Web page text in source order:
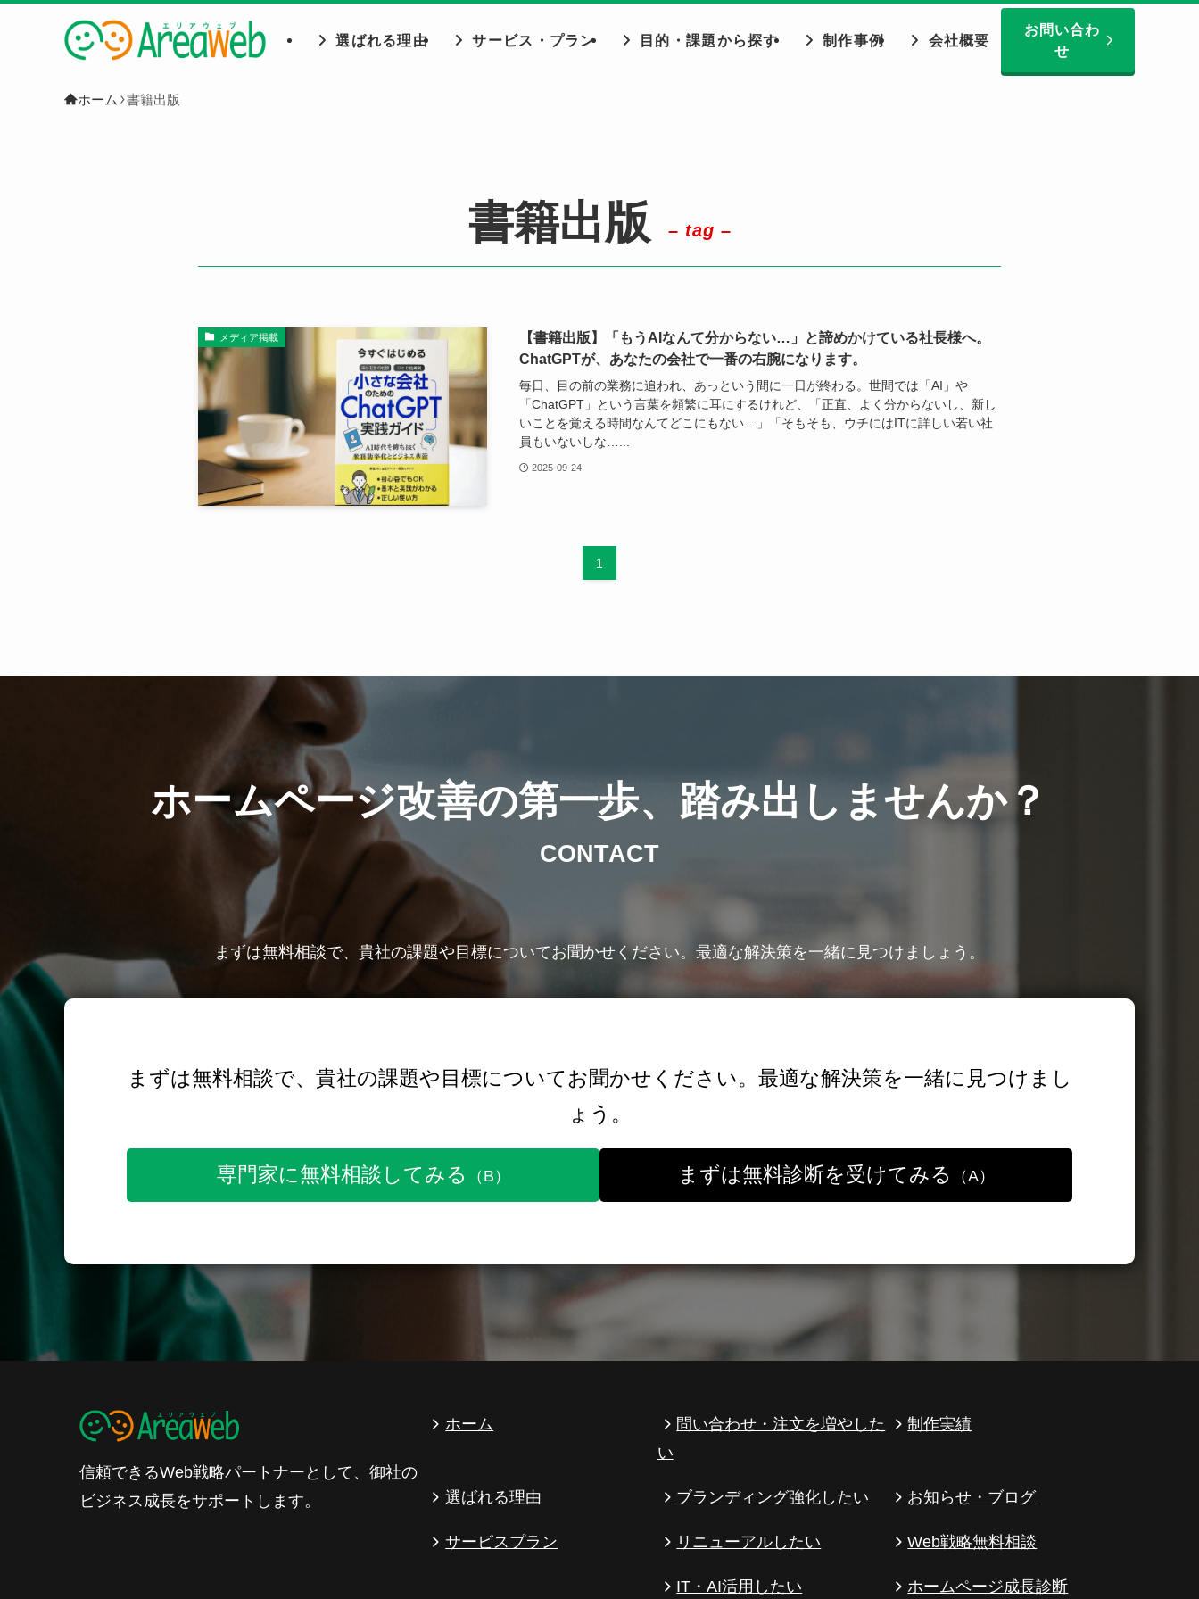
選ばれる理由 サービス・プラン 目的・課題から探す 制作事例 会社概要
お問い合わ
せ
ホーム 書籍出版
書籍出版 – tag –
メディア掲載
【書籍出版】「もうAIなんて分からない…」と諦めかけている社長様へ。
ChatGPTが、あなたの会社で一番の右腕になります。
毎日、目の前の業務に追われ、あっという間に一日が終わる。世間では「AI」や
「ChatGPT」という言葉を頻繁に耳にするけれど、「正直、よく分からないし、新し
いことを覚える時間なんてどこにもない…」「そもそも、ウチにはITに詳しい若い社
員もいないしな…...
2025-09-24
1
ホームページ改善の第一歩、踏み出しませんか？
CONTACT
まずは無料相談で、貴社の課題や目標についてお聞かせください。最適な解決策を一緒に見つけましょう。
まずは無料相談で、貴社の課題や目標についてお聞かせください。最適な解決策を一緒に見つけまし
ょう。
専門家に無料相談してみる （B） まずは無料診断を受けてみる （A）
信頼できるWeb戦略パートナーとして、御社の
ビジネス成長をサポートします。
ホーム
問い合わせ・注文を増やした
い
制作実績
選ばれる理由 ブランディング強化したい お知らせ・ブログ
サービスプラン リニューアルしたい
IT・AI活用したい
Web戦略無料相談
ホームページ成長診断